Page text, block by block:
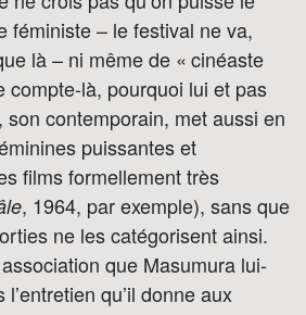
féministe – le festival ne va,
là – ni même de « cinéaste
compte-là, pourquoi lui et pas
son contemporain, met aussi en
puissantes et
films formellement très
, 1964, par exemple), sans que
ne les catégorisent ainsi.
que Masumura lui-
qu’il donne aux